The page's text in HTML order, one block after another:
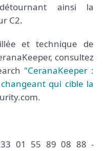
ainsi la
C2.
et technique de
consultez
"CeranaKeeper :
qui cible la
01 55 89 08 88 -